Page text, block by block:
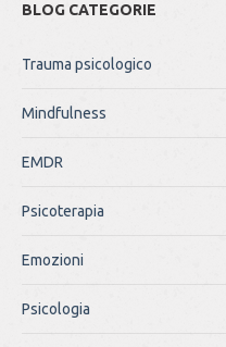
BLOG CATEGORIE
Trauma psicologico
Mindfulness
EMDR
Psicoterapia
Emozioni
Psicologia